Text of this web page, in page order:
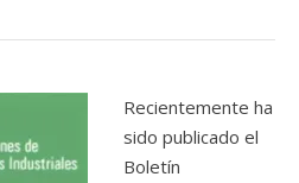
Recientemente ha
sido publicado el
Boletín